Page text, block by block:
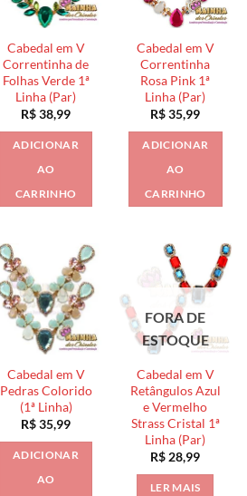
Cabedal em V
Correntinha de
Folhas Verde 1ª
Linha (Par)
R$38,99
ADICIONAR
AO
CARRINHO
Cabedal em V
Correntinha
Rosa Pink 1ª
Linha (Par)
R$35,99
ADICIONAR
AO
CARRINHO
Cabedal em V
Pedras Colorido
(1ª Linha)
R$35,99
ADICIONAR
AO
FORA DE
ESTOQUE
Cabedal em V
Retângulos Azul
e Vermelho
Strass Cristal 1ª
Linha (Par)
R$28,99
LER MAIS